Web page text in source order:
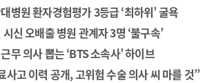
광고안내
병원 환자경험평가 3등급 ‘최하위’ 굴욕
시신 오배출 병원 관계자 3명 ‘불구속’
무 의사 뽑는 ‘BTS 소속사’ 하이브
사고 이력 공개, 고위험 수술 의사 씨 마를 것”